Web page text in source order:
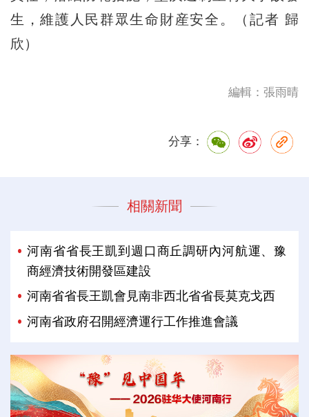
生，維護人民群眾生命財産安全。（記者 歸
欣）
編輯：張雨晴
分享：
相關新聞
河南省省長王凱到週口商丘調研內河航運、豫
商經濟技術開發區建設
河南省省長王凱會見南非西北省省長莫克戈西
河南省政府召開經濟運行工作推進會議